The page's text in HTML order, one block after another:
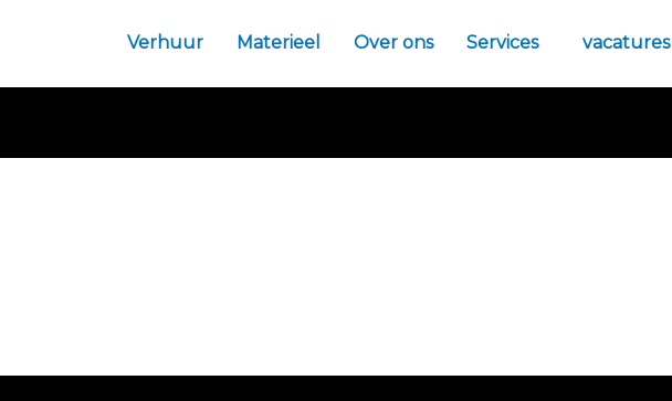
Verhuur Materieel Over ons Services vacatures